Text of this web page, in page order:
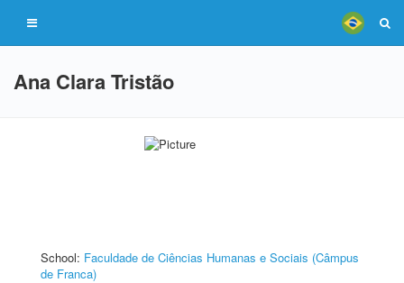
Ana Clara Tristão
School: Faculdade de Ciências Humanas e Sociais (Câmpus
de Franca)